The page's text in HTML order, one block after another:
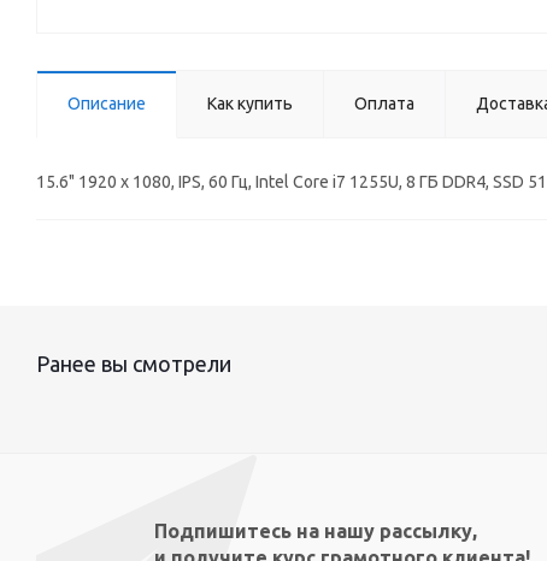
Описание Как купить Оплата
15.6" 1920 x 1080, IPS, 60 Гц, Intel Core i7 1255U, 8 ГБ DDR4,
Ранее вы смотрели
Подпишитесь на нашу рассылку,